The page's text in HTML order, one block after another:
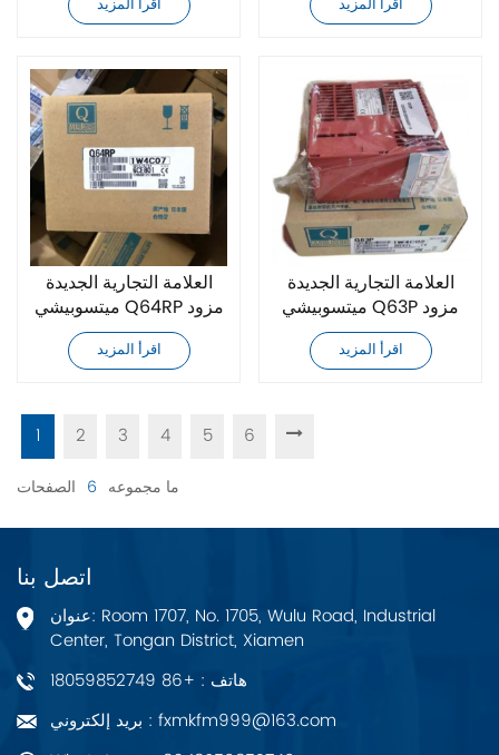
العلامة التجارية الجديدة
ميتسوبيشي Q64RP مزود
الطاقة
اقرأ المزيد
العلامة التجارية الجديدة
ميتسوبيشي Q63P مزود
الطاقة
اقرأ المزيد
1 2 3 4 5 6
ما مجموعه 6 الصفحات
اتصل بنا
عنوان: Room 1707, No. 1705, Wulu Road, Industrial
Center, Tongan District, Xiamen
هاتف : +86 18059852749
بريد إلكتروني : fxmkfm999@163.com